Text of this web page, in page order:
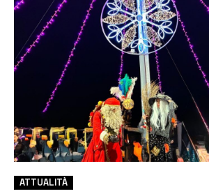
ATTUALITÀ